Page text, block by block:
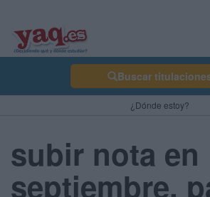
Buscar
¿Dónde estoy?
subir nota en
septiembre,